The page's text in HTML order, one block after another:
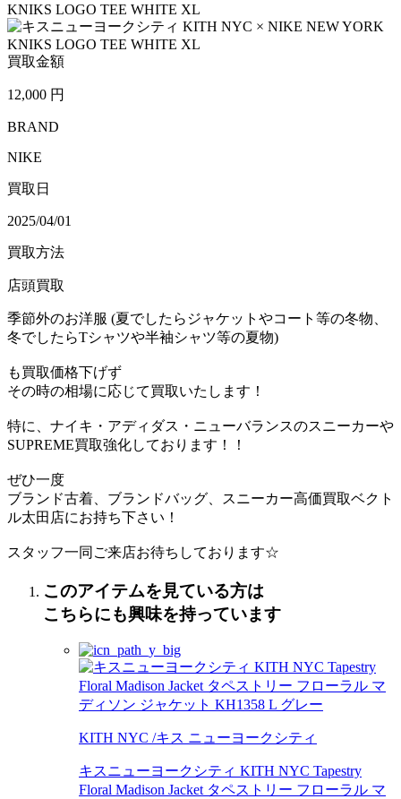
買取金額
12,000 円
BRAND
NIKE
買取日
2025/04/01
買取方法
店頭買取
季節外のお洋服 (夏でしたらジャケットやコート等の冬物、
冬でしたらTシャツや半袖シャツ等の夏物)
も買取価格下げず
その時の相場に応じて買取いたします！
特に、ナイキ・アディダス・ニューバランスのスニーカーや
SUPREME買取強化しております！！
ぜひ一度
ブランド古着、ブランドバッグ、スニーカー高価買取ベクト
ル太田店にお持ち下さい！
スタッフ一同ご来店お待ちしております☆
このアイテムを見ている方は
こちらにも興味を持っています
KITH NYC /キス ニューヨークシティ
キスニューヨークシティ KITH NYC Tapestry
Floral Madison Jacket タペストリー フローラル マ